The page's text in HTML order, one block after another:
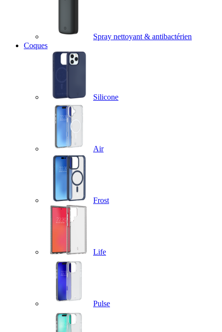
Spray nettoyant & antibactérien
Coques
Silicone
Air
Frost
Life
Pulse